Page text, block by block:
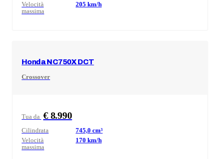
Velocità
massima
205 km/h
HondaNC750X DCT
Crossover
Tua da € 8.990
Cilindrata 745,0 cm³
Velocità
massima
170 km/h